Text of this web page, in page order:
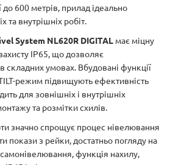
до 600 метрів, прилад ідеально
та внутрішніх робіт.
System NL620R DIGITAL має міцну
IP65, що дозволяє
складних умовах. Вбудовані функції
режим підвищують ефективність
для зовнішніх і внутрішніх
та розмітки схилів.
значно спрощує процес нівелювання
покази з рейки, достатньо погляду на
функція нахилу,